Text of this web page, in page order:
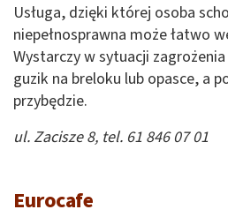
Usługa, dzięki której osoba
niepełnosprawna może łatwo
Wystarczy w sytuacji
guzik na breloku lub opasce, a
przybędzie.
ul. Zacisze 8, tel. 61 846 07 01
Eurocafe